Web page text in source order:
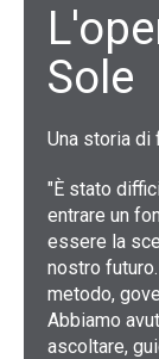
Sole
Una storia di
"È stato
entrare un
essere la
nostro
metodo,
Abbiamo
ascoltare,